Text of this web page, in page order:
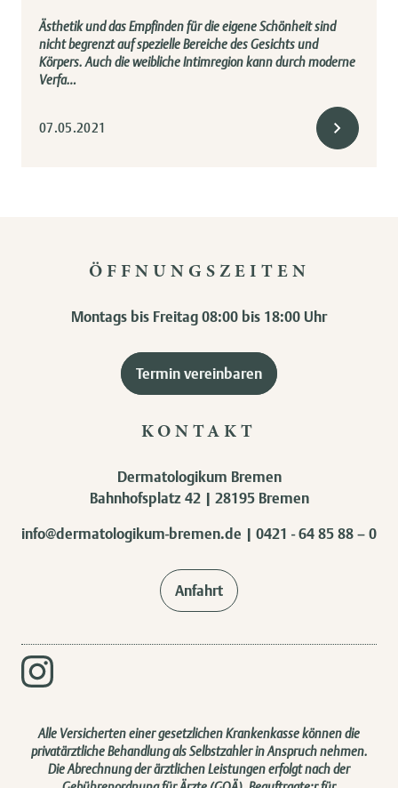
Ästhetik und das Empfinden für die eigene Schönheit sind
nicht begrenzt auf spezielle Bereiche des Gesichts und
Körpers. Auch die weibliche Intimregion kann durch moderne
Verfa…
07.05.2021
ÖFFNUNGSZEITEN
Montags bis Freitag 08:00 bis 18:00 Uhr
Termin vereinbaren
KONTAKT
Dermatologikum Bremen
Bahnhofsplatz 42 | 28195 Bremen
info@dermatologikum-bremen.de | 0421 - 64 85 88 – 0
Anfahrt
Alle Versicherten einer gesetzlichen Krankenkasse können die
privatärztliche Behandlung als Selbstzahler in Anspruch nehmen.
Die Abrechnung der ärztlichen Leistungen erfolgt nach der